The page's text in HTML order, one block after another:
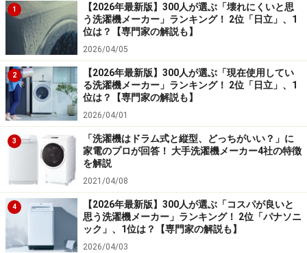
「高温除菌や抗菌効果で衣類の汚れ・菌・アレ
ル物質を減らす機能があり、肌が敏感な人や子
どもの服にも安心だから」（40代女性／埼玉
県）
専門家の解説
1位、2位に選ばれた「パナソニック」「日立」につい
て、白物家電ガイドのコヤマさんにお聞きしました。
：1位、2位にランクインしたパナソニックと日立
は、どちらも洗濯機の高機能化、高性能化をけん引する
1
【2026年最新版】300人が選ぶ「壊れにくいと思
う洗濯機メーカー」ランキング！ 2位「日立」、1
位は？【専門家の解説も】
2026/04/05
2
【2026年最新版】300人が選ぶ「現在使用してい
る洗濯機メーカー」ランキング！ 2位「日立」、1
位は？【専門家の解説も】
2026/04/01
3
「洗濯機はドラム式と縦型、どっちがいい？」に
家電のプロが回答！ 大手洗濯機メーカー4社の特徴
を解説
2021/04/08
4
【2026年最新版】300人が選ぶ「コスパが良いと
思う洗濯機メーカー」ランキング！ 2位「パナソニ
ック」、1位は？【専門家の解説も】
2026/04/03